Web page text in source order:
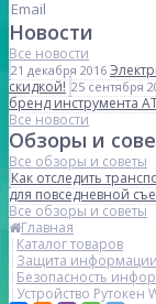
Новости
Все новости
21 декабря 2016
скидкой! 25 сентября
бренд инструмента
Все новости
Обзоры и
Все обзоры и советы
Как отследить
для повседневной
Все обзоры и советы
Главная
Каталог товаров
Защита информации
Безопасность
Устройство Рутокен